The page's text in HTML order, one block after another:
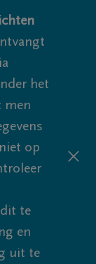
het
men
op
te
en
uit te